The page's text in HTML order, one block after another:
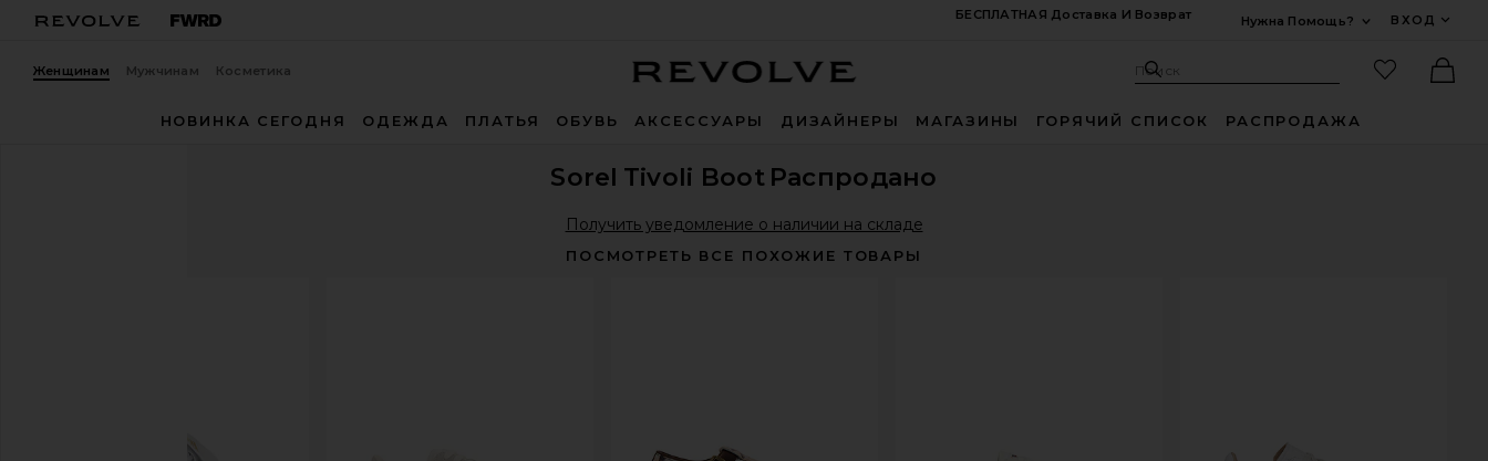
БЕСПЛАТНАЯ Доставка И Возврат
Нужна Помощь?
ВХОД
Женщинам Мужчинам Косметика Поиск: Site
Поиск
НОВИНКА СЕГОДНЯ ОДЕЖДА ПЛАТЬЯ ОБУВЬ АКСЕССУАРЫ ДИЗАЙНЕРЫ МАГАЗИНЫ ГОРЯЧИЙ СПИСОК РАСПРОДАЖА
Sorel Tivoli Boot Распродано
Получить уведомление о наличии на складе
ПОСМОТРЕТЬ ВСЕ ПОХОЖИЕ ТОВАРЫ